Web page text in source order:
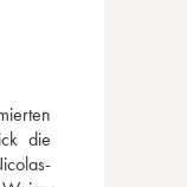
die